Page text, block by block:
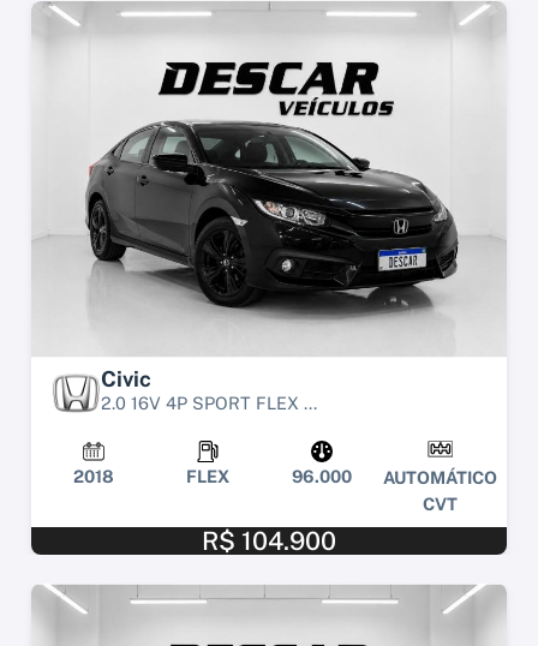
Civic
2.0 16V 4P SPORT FLEX ...
2018 FLEX 96.000
AUTOMÁTICO
CVT
R$ 104.900